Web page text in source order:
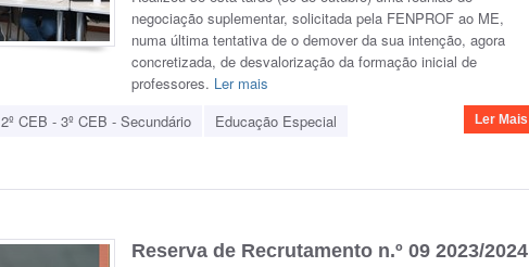
negociação suplementar, solicitada pela FENPROF ao ME,
numa última tentativa de o demover da sua intenção, agora
concretizada, de desvalorização da formação inicial de
professores. Ler mais
2º CEB - 3º CEB - Secundário
Educação Especial
Ler Mais
Reserva de Recrutamento n.º 09 2023/2024